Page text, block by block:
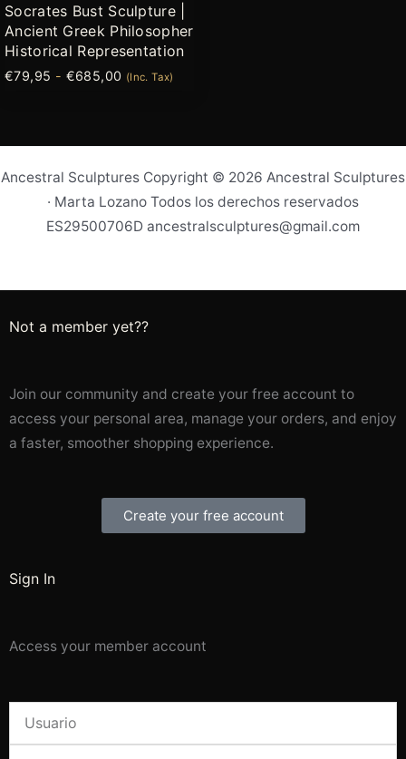
Socrates Bust Sculpture |
Ancient Greek Philosopher
Historical Representation
€79,95 - €685,00 (Inc. Tax)
en
la
página
de
Ancestral Sculptures Copyright © 2026 Ancestral Sculptures
· Marta Lozano Todos los derechos reservados
ES29500706D ancestralsculptures@gmail.com
Not a member yet??
Join our community and create your free account to
access your personal area, manage your orders, and enjoy
a faster, smoother shopping experience.
Create your free account
Sign In
Access your member account